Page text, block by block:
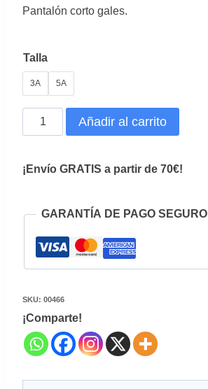
Pantalón corto gales.
Talla
3A 5A
Pantalon
Gales
Añadir al carrito
¡Envío GRATIS a partir de 70€!
GARANTÍA DE PAGO SEGURO
SKU: 00466
¡Comparte!